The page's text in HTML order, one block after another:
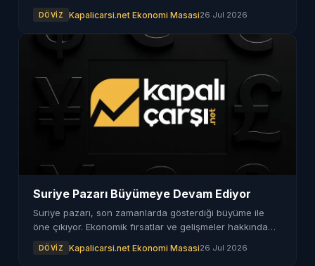
hüsrana uğradı.
DÖVIZ Kapalicarsi.net Ekonomi Masasi26 Jul 2026
Suriye Pazarı Büyümeye Devam Ediyor
Suriye pazarı, son zamanlarda gösterdiği büyüme ile
öne çıkıyor. Ekonomik fırsatlar ve gelişmeler hakkında
DÖVIZ Kapalicarsi.net Ekonomi Masasi26 Jul 2026